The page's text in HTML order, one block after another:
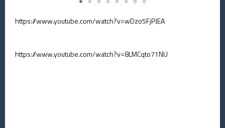
https://www.youtube.com/watch?v=wDzo5FjPJEA
https://www.youtube.com/watch?v=8LMCqto71NU